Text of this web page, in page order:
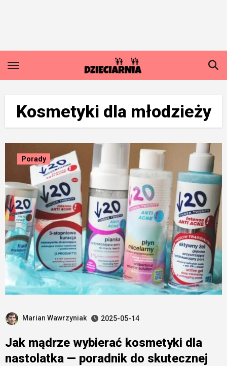
Kosmetyki dla młodzieży
Porady
Marian Wawrzyniak 2025-05-14
Jak mądrze wybierać kosmetyki dla
nastolatka — poradnik do skutecznej